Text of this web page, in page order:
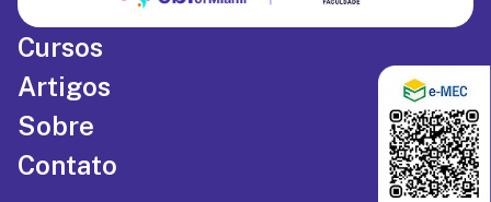
Cursos
Artigos
Sobre
Contato